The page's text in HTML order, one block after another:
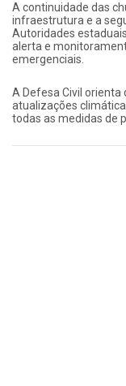
A continuidade das
infraestrutura e a
Autoridades
alerta e
emergenciais.
A Defesa Civil
atualizações
todas as medidas de